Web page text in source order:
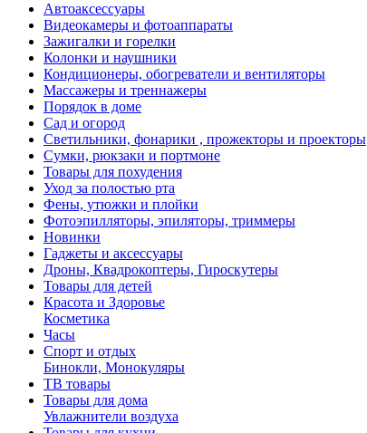
Автоаксессуары
Видеокамеры и фотоаппараты
Зажигалки и горелки
Колонки и наушники
Кондиционеры, обогреватели и вентиляторы
Массажеры и треннажеры
Порядок в доме
Сад и огород
Светильники, фонарики , прожекторы и проекторы
Сумки, рюкзаки и портмоне
Товары для похудения
Уход за полостью рта
Фены, утюжки и плойки
Фотоэпилляторы, эпиляторы, триммеры
Новинки
Гаджеты и аксессуары
Дроны, Квадрокоптеры, Гироскутеры
Товары для детей
Красота и Здоровье
Косметика
Часы
Спорт и отдых
Бинокли, Монокуляры
ТВ товары
Товары для дома
Увлажнители воздуха